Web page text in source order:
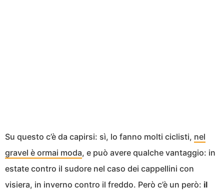
Su questo c’è da capirsi: sì, lo fanno molti ciclisti, nel
gravel è ormai moda, e può avere qualche vantaggio: in
estate contro il sudore nel caso dei cappellini con
visiera, in inverno contro il freddo. Però c’è un però: il